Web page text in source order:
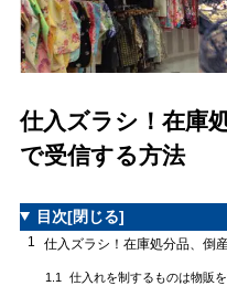
仕入ズラシ！在庫
で受信する方法
目次[閉じる]
1 仕入ズラシ！在庫処分品、倒
1.1 仕入れを制するものは物販